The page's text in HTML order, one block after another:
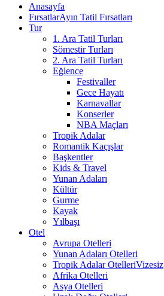
Anasayfa
FırsatlarAyın Tatil Fırsatları
Tur
1. Ara Tatil Turları
Sömestir Turları
2. Ara Tatil Turları
Eğlence
Festivaller
Gece Hayatı
Karnavallar
Konserler
NBA Maçları
Tropik Adalar
Romantik Kaçışlar
Başkentler
Kids & Travel
Yunan Adaları
Kültür
Gurme
Kayak
Yılbaşı
Otel
Avrupa Otelleri
Yunan Adaları Otelleri
Tropik Adalar OtelleriVizesiz
Afrika Otelleri
Asya Otelleri